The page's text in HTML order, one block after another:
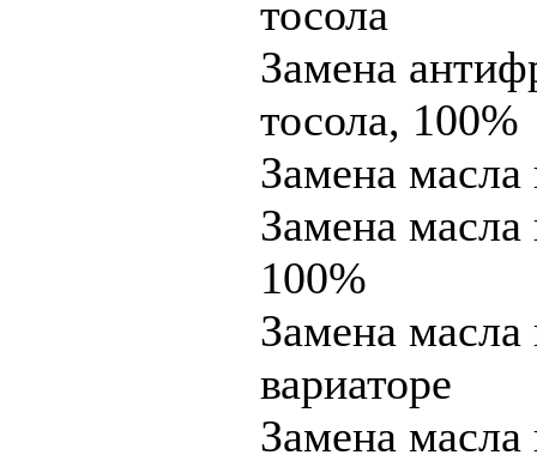
тосола
Замена
тосола, 100%
Замена
Замена
100%
Замена масла
вариаторе
Замена масла